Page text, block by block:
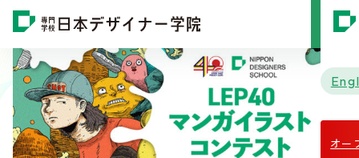
MENU
オー